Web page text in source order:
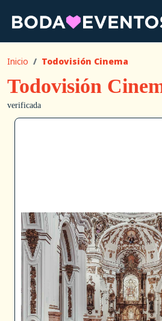
Inicio Todovisión Cinema
Todovisión
verificada